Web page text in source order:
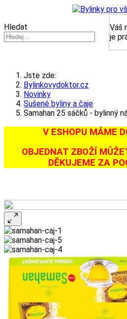
Hledat
Váš
je
Jste zde:
Bylinkovydoktor.cz
Novinky
Sušené byliny a čaje
Samahan 25 sáčků - bylinný
V ESHOPU MÁME
OBJEDNAT ZBOŽÍ
DĚKUJEME ZA